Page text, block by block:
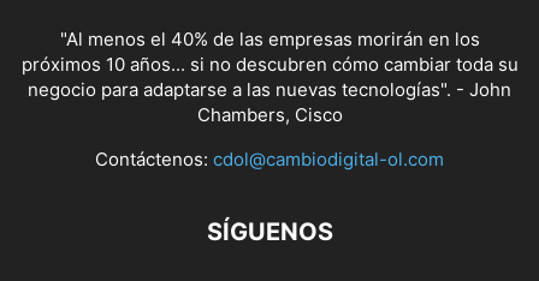
"Al menos el 40% de las empresas morirán en los
próximos 10 años... si no descubren cómo cambiar toda su
negocio para adaptarse a las nuevas tecnologías". - John
Chambers, Cisco
Contáctenos: cdol@cambiodigital-ol.com
SÍGUENOS